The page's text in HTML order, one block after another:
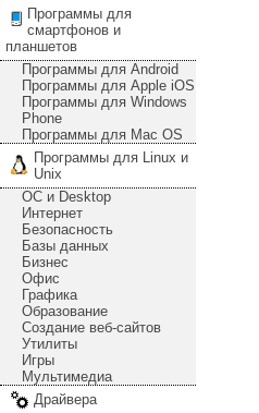
Программы для
смартфонов и
планшетов
Программы для Android
Программы для Apple iOS
Программы для Windows
Phone
Программы для Mac OS
Программы для Linux и
Unix
ОС и Desktop
Интернет
Безопасность
Базы данных
Бизнес
Офис
Графика
Образование
Создание веб-сайтов
Утилиты
Игры
Мультимедиа
Драйвера